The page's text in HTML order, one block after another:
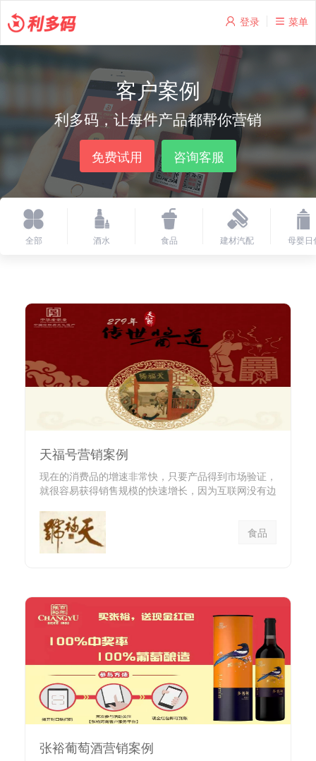
菜单
登录
客户案例
利多码，让每件产品都帮你营销
免费试用 咨询客服
全部 酒水 食品 建材汽配 母婴日
天福号营销案例
现在的消费品的增速非常快，只要产品得到市场验证，
就很容易获得销售规模的快速增长，因为互联网没有边
食品
张裕葡萄酒营销案例